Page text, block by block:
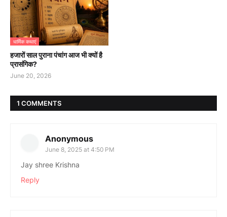
धार्मिक कथाएं
हजारों साल पुराना पंचांग आज भी क्यों है
प्रासंगिक?
June 20, 2026
1 COMMENTS
Anonymous
June 8, 2025 at 4:50 PM
Jay shree Krishna
Reply